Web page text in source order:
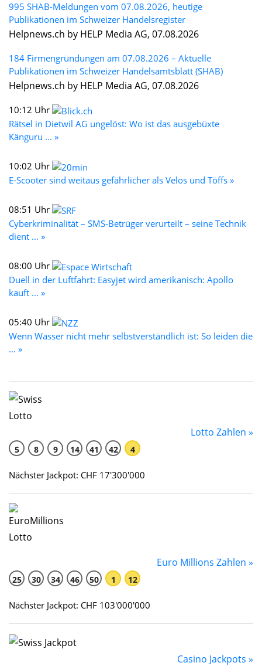
995 SHAB-Meldungen vom 07.08.2026, heutige
Publikationen im Schweizer Handelsregister
Helpnews.ch by HELP Media AG, 07.08.2026
184 Firmengründungen am 07.08.2026 – Aktuelle
Publikationen im Schweizer Handelsamtsblatt (SHAB)
Helpnews.ch by HELP Media AG, 07.08.2026
10:12 Uhr
Rätsel in Dietwil AG ungelöst: Wo ist das ausgebüxte
Känguru ... »
10:02 Uhr
E-Scooter sind weitaus gefährlicher als Velos und Töffs »
08:51 Uhr
Cyberkriminalität – SMS-Betrüger verurteilt – seine Technik
dient ... »
08:00 Uhr
Duell in der Luftfahrt: Easyjet wird amerikanisch: Apollo
kauft ... »
05:40 Uhr
Wenn Wasser nicht mehr selbstverständlich ist: So leiden die
... »
Lotto Zahlen »
5 8 9 14 41 42 4
Nächster Jackpot: CHF 17'300'000
Euro Millions Zahlen »
25 30 34 46 50 1 12
Nächster Jackpot: CHF 103'000'000
Casino Jackpots »